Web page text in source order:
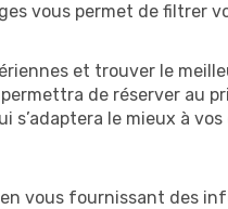
vous permet de filtrer
et trouver le
de réserver au
s’adaptera le mieux à vos
vous fournissant des